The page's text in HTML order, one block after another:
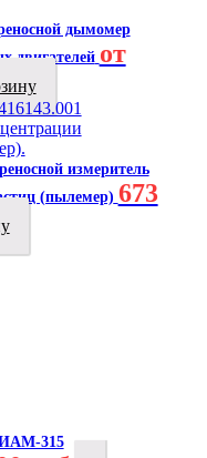
дымомер
двигателей от
измеритель
(пылемер) 673
315